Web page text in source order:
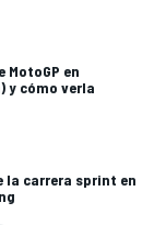
MotoGP en
y cómo verla
la carrera sprint en